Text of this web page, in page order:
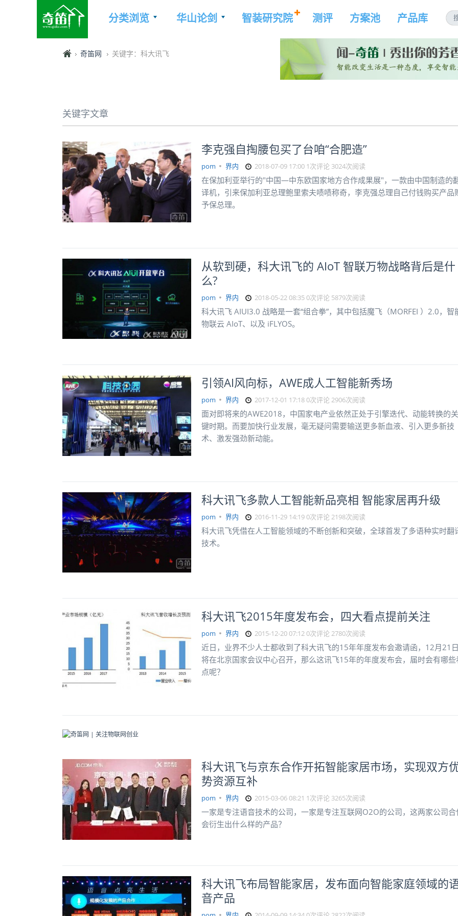
分类浏览 华山论剑 智装研究院 测评 方案池 产品库
奇笛网 关键字：科大讯飞
关键字文章
李克强自掏腰包买了台咱“合肥造”
pom 界内 2018-07-09 17:00 1次评论 3024次阅读
在保加利亚举行的"中国—中东欧国家地方合作成果展"，一款由中国制造的
译机，引来保加利亚总理鲍里索夫啧啧称奇，李克强总理自己付钱购买产品
予保总理。
从软到硬，科大讯飞的 AIoT 智联万物战略背后是什
么?
pom 界内 2018-05-22 08:350次评论 5879次阅读
科大讯飞 AIUI3.0 战略是一套“组合拳”，其中包括魔飞（MORFEI ）2.0，智
物联云 AIoT、以及 iFLYOS。
引领AI风向标，AWE成人工智能新秀场
pom 界内 2017-12-01 17:180次评论2906次阅读
面对即将来的AWE2018，中国家电产业依然正处于引擎迭代、动能转换的关
键时期。而要加快行业发展，毫无疑问需要输送更多新血液、引入更多新技
术、激发强劲新动能。
科大讯飞多款人工智能新品亮相 智能家居再升级
pom 界内 2016-11-29 14:190次评论2198次阅读
科大讯飞凭借在人工智能领域的不断创新和突破，全球首发了多语种实时翻
技术。
科大讯飞2015年度发布会，四大看点提前关注
pom 界内 2015-12-20 07:120次评论2780次阅读
近日，业界不少人士都收到了科大讯飞的15年年度发布会邀请函，12月21日
将在北京国家会议中心召开，那么这讯飞15年的年度发布会，届时会有哪些
点呢？
科大讯飞与京东合作开拓智能家居市场，实现双方
势资源互补
pom 界内 2015-03-06 08:21 1次评论 3265次阅读
一家是专注语音技术的公司，一家是专注互联网O2O的公司，这两家公司合
会衍生出什么样的产品？
科大讯飞布局智能家居，发布面向智能家庭领域的
音产品